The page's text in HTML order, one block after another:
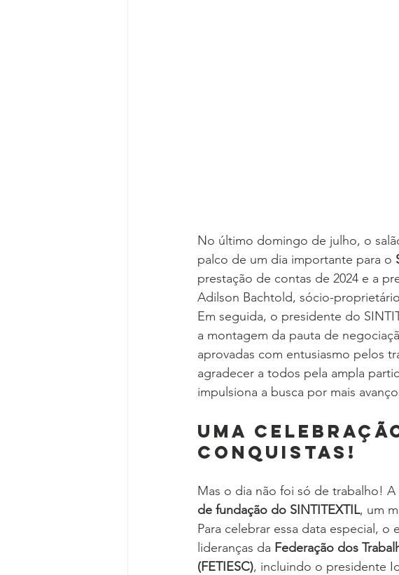
No último domingo de julho, o
palco de um dia importante para o
prestação de contas de 2024 e a
Adilson Bachtold, sócio-
Em seguida, o presidente do
a montagem da pauta de
aprovadas com entusiasmo pelos
agradecer a todos pela ampla
impulsiona a busca por mais
Uma
Conquistas!
Mas o dia não foi só de trabalho!
de fundação do SINTITEXTIL, um
Para celebrar essa data especial,
lideranças da Federação dos
(FETIESC), incluindo o presidente